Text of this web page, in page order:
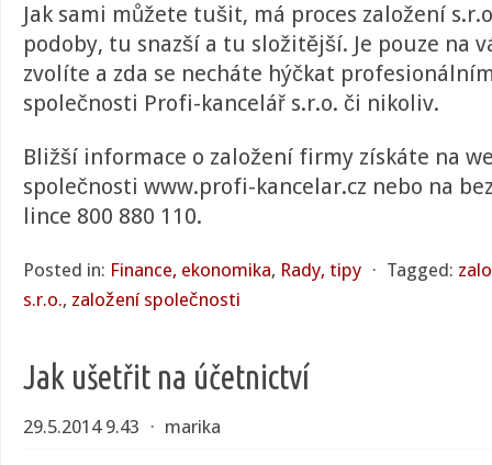
Jak sami můžete tušit, má proces založení
podoby, tu snazší a tu složitější. Je pouze na
zvolíte a zda se necháte hýčkat
společnosti Profi-kancelář s.r.o. či nikoliv.
Bližší informace o založení firmy získáte na
společnosti www.profi-kancelar.cz nebo na
lince 800 880 110.
Posted in: Finance, ekonomika, Rady, tipy ⋅ Tagged:
s.r.o., založení společnosti
Jak ušetřit na účetnictví
29.5.2014 9.43 ⋅ marika